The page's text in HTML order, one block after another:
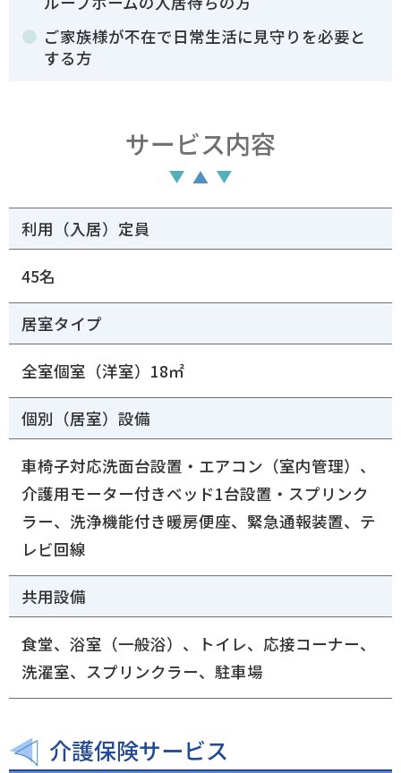
ご家族様が不在で日常生活に見守りを必要と
する方
サービス内容
利用（入居）定員
45名
居室タイプ
全室個室（洋室）18㎡
個別（居室）設備
車椅子対応洗面台設置・エアコン（室内管理）、
介護用モーター付きベッド1台設置・スプリンク
ラー、洗浄機能付き暖房便座、緊急通報装置、テ
レビ回線
共用設備
食堂、浴室（一般浴）、トイレ、応接コーナー、
洗濯室、スプリンクラー、駐車場
介護保険サービス